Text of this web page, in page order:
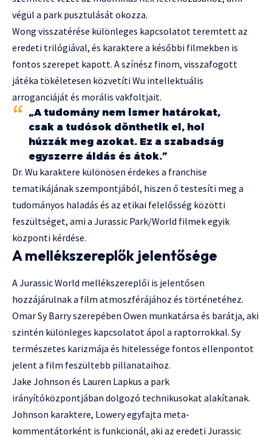
végül a park pusztulását okozza.
Wong visszatérése különleges kapcsolatot teremtett az
eredeti trilógiával, és karaktere a későbbi filmekben is
fontos szerepet kapott. A színész finom, visszafogott
játéka tökéletesen közvetíti Wu intellektuális
arroganciáját és morális vakfoltjait.
„A tudomány nem ismer határokat,
csak a tudósok dönthetik el, hol
húzzák meg azokat. Ez a szabadság
egyszerre áldás és átok.”
Dr. Wu karaktere különösen érdekes a franchise
tematikájának szempontjából, hiszen ő testesíti meg a
tudományos haladás és az etikai felelősség közötti
feszültséget, ami a Jurassic Park/World filmek egyik
központi kérdése.
A mellékszereplők jelentősége
A Jurassic World mellékszereplői is jelentősen
hozzájárulnak a film atmoszférájához és történetéhez.
Omar Sy Barry szerepében Owen munkatársa és barátja, aki
szintén különleges kapcsolatot ápol a raptorrokkal. Sy
természetes karizmája és hitelessége fontos ellenpontot
jelent a film feszültebb pillanataihoz.
Jake Johnson és Lauren Lapkus a park
irányítóközpontjában dolgozó technikusokat alakítanak.
Johnson karaktere, Lowery egyfajta meta-
kommentátorként is funkcionál, aki az eredeti Jurassic